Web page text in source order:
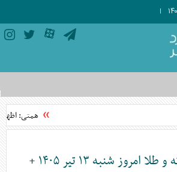
همتی:
بروزترین قیمت سکه و طلا امروز شنبه ۱۳ تیر ۱۴۰۵ +